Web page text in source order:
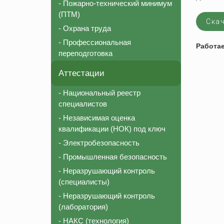
Соответствие должности для СРО
Внесение в реестр НОСТРОЙ
Аттестация строительной лаборатории
Независимая оценка квалификации (НОК)
Национальный реестр специалистов (НРС)
Охрана
- Пожарно-технический минимум
(ПТМ)
- Охрана труда
- Профессиональная
переподготовка
Аттестации
- Национальный реестр
специалистов
- Независимая оценка
квалификации (НОК) под ключ
- Электробезопасность
- Промышленная безопасность
- Неразрушающий контроль
(специалисты)
- Неразрушающий контроль
(лаборатория)
- НАКС (технология)